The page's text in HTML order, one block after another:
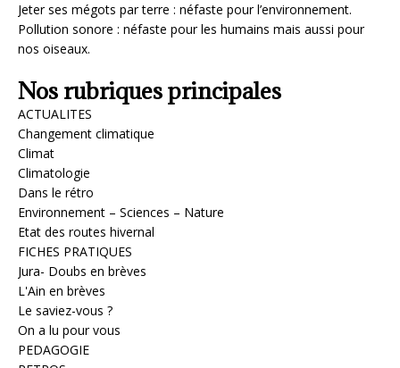
Jeter ses mégots par terre : néfaste pour l’environnement.
Pollution sonore : néfaste pour les humains mais aussi pour
nos oiseaux.
Nos rubriques principales
ACTUALITES
Changement climatique
Climat
Climatologie
Dans le rétro
Environnement – Sciences – Nature
Etat des routes hivernal
FICHES PRATIQUES
Jura- Doubs en brèves
L'Ain en brèves
Le saviez-vous ?
On a lu pour vous
PEDAGOGIE